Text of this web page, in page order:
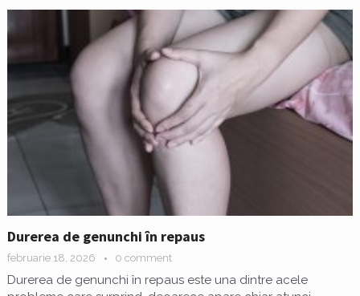
Durerea de genunchi în repaus
februarie 18, 2026 0 comment
Durerea de genunchi în repaus este una dintre acele